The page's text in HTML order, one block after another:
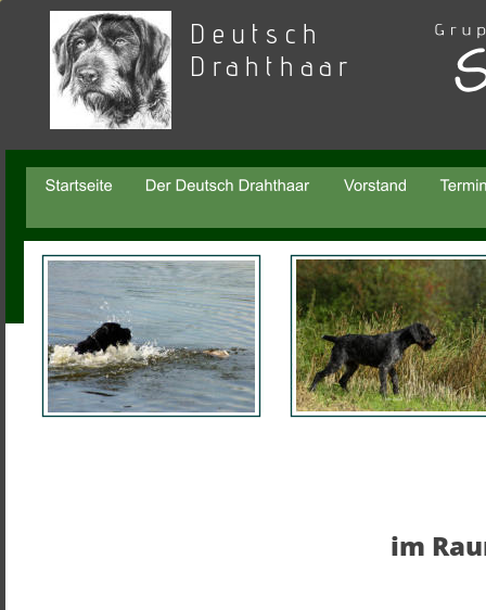
Deutsch
Drahthaar
im